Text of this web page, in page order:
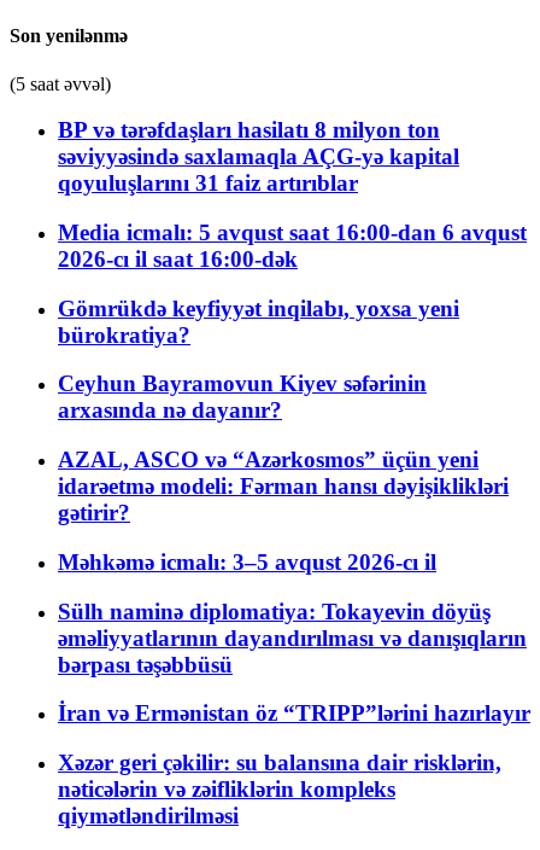
Son yenilənmə
(5 saat əvvəl)
BP və tərəfdaşları hasilatı 8 milyon ton
səviyyəsində saxlamaqla AÇG-yə kapital
qoyuluşlarını 31 faiz artırıblar
Media icmalı: 5 avqust saat 16:00-dan 6 avqust
2026-cı il saat 16:00-dək
Gömrükdə keyfiyyət inqilabı, yoxsa yeni
bürokratiya?
Ceyhun Bayramovun Kiyev səfərinin
arxasında nə dayanır?
AZAL, ASCO və “Azərkosmos” üçün yeni
idarəetmə modeli: Fərman hansı dəyişiklikləri
gətirir?
Məhkəmə icmalı: 3–5 avqust 2026-cı il
Sülh naminə diplomatiya: Tokayevin döyüş
əməliyyatlarının dayandırılması və danışıqların
bərpası təşəbbüsü
İran və Ermənistan öz “TRIPP”lərini hazırlayır
Xəzər geri çəkilir: su balansına dair risklərin,
nəticələrin və zəifliklərin kompleks
qiymətləndirilməsi